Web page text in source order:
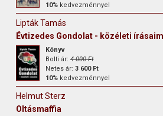
10% kedvezménnyel
Lipták Tamás
Évtizedes Gondolat - közéleti írásaim
Könyv
Bolti ár:4 000 Ft
Netes ár:3 600 Ft
10% kedvezménnyel
Helmut Sterz
Oltásmaffia